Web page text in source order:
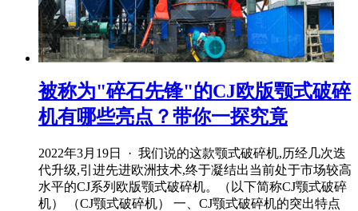
被称为"碎石先锋"的CJ欧版颚式破碎
机有哪些亮点？带你一探究竟
2022年3月19日 · 我们说的这款颚式破碎机,历经几次迭
代升级,引进先进欧洲技术,终于凝结出当前处于市场较高
水平的CJ系列欧版颚式破碎机。（以下简称CJ颚式破碎
机） （CJ颚式破碎机） 一、CJ颚式破碎机的突出特点